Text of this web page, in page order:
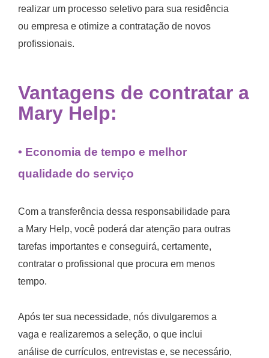
realizar um processo seletivo para sua residência
ou empresa e otimize a contratação de novos
profissionais.
Vantagens de contratar a
Mary Help:
• Economia de tempo e melhor
qualidade do serviço
Com a transferência dessa responsabilidade para
a Mary Help, você poderá dar atenção para outras
tarefas importantes e conseguirá, certamente,
contratar o profissional que procura em menos
tempo.
Após ter sua necessidade, nós divulgaremos a
vaga e realizaremos a seleção, o que inclui
análise de currículos, entrevistas e, se necessário,